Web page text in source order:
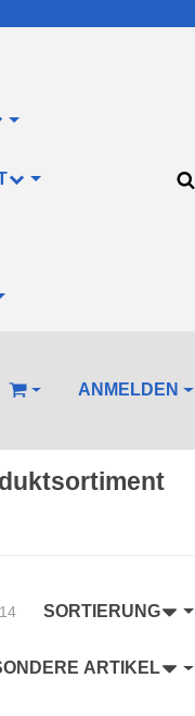
WARENKORBANMELDEN
SORTIERUNG
ARTIKEL